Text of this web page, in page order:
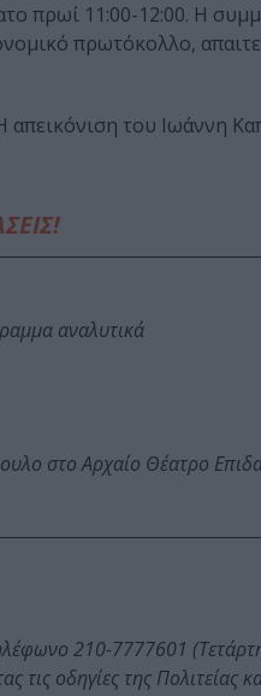
πρωί 11:00-12:00. Η
πρωτόκολλο,
του Ιωάννη
αναλυτικά
στο Αρχαίο Θέατρο
210-7777601
οδηγίες της Πολιτείας